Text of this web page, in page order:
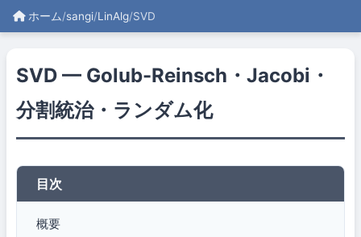
ホーム/sangi/LinAlg/SVD
SVD — Golub-Reinsch・Jacobi・
分割統治・ランダム化
目次
概要